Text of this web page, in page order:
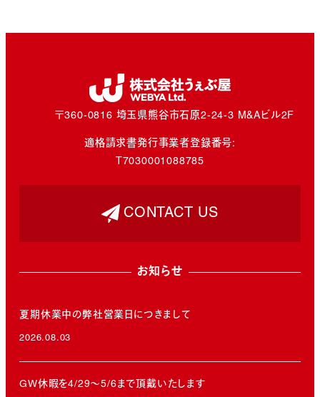
〒360-0816 埼玉県熊谷市石原2-24-3 M&Aビル2F
適格請求書発行事業者登録番号:
T7030001088785
CONTACT US
お知らせ
夏期休業中の弊社営業日につきまして
2026.08.03
GW休暇を4/29～5/6まで頂戴いたします